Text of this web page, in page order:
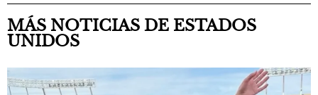
MÁS NOTICIAS DE ESTADOS
UNIDOS